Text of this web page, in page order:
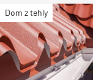
Dom z tehly